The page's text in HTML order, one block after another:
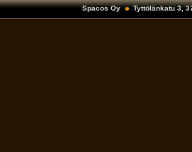
Spacos Oy Tyttölänkatu 3,